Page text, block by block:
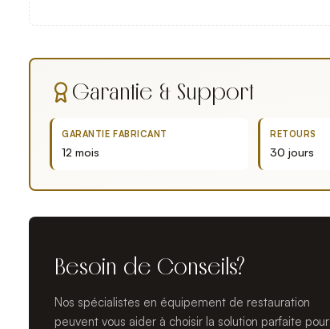
Garantie & Support
GARANTIE FABRICANT
12 mois
RETOURS
30 jours
Besoin de Conseils?
Nos spécialistes en équipement de restauration
peuvent vous aider à choisir la solution parfaite pour